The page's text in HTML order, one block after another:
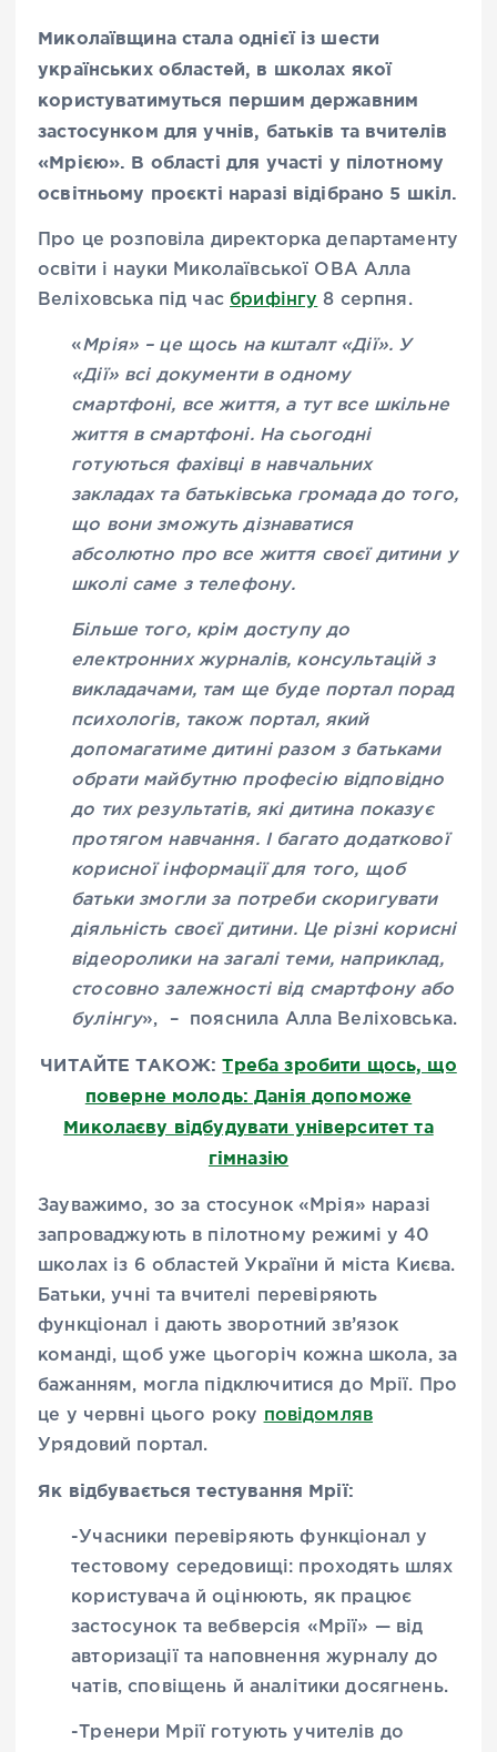
Миколаївщина стала однієї із шести
українських областей, в школах якої
користуватимуться першим державним
застосунком для учнів, батьків та вчителів
«Мрією». В області для участі у пілотному
освітньому проєкті наразі відібрано 5 шкіл.
Про це розповіла директорка департаменту
освіти і науки Миколаївської ОВА Алла
Веліховська під час брифінгу 8 серпня.
«Мрія» – це щось на кшталт «Дії». У
«Дії» всі документи в одному
смартфоні, все життя, а тут все шкільне
життя в смартфоні. На сьогодні
готуються фахівці в навчальних
закладах та батьківська громада до того,
що вони зможуть дізнаватися
абсолютно про все життя своєї дитини у
школі саме з телефону.
Більше того, крім доступу до
електронних журналів, консультацій з
викладачами, там ще буде портал порад
психологів, також портал, який
допомагатиме дитині разом з батьками
обрати майбутню професію відповідно
до тих результатів, які дитина показує
протягом навчання. І багато додаткової
корисної інформації для того, щоб
батьки змогли за потреби скоригувати
діяльність своєї дитини. Це різні корисні
відеоролики на загалі теми, наприклад,
стосовно залежності від смартфону або
булінгу», – пояснила Алла Веліховська.
ЧИТАЙТЕ ТАКОЖ:Треба зробити щось, що
поверне молодь: Данія допоможе
Миколаєву відбудувати університет та
гімназію
Зауважимо, зо за стосунок «Мрія» наразі
запроваджують в пілотному режимі у 40
школах із 6 областей України й міста Києва.
Батьки, учні та вчителі перевіряють
функціонал і дають зворотний зв’язок
команді, щоб уже цьогоріч кожна школа, за
бажанням, могла підключитися до Мрії. Про
це у червні цього року повідомляв
Урядовий портал.
Як відбувається тестування Мрії:
-Учасники перевіряють функціонал у
тестовому середовищі: проходять шлях
користувача й оцінюють, як працює
застосунок та вебверсія «Мрії» — від
авторизації та наповнення журналу до
чатів, сповіщень й аналітики досягнень.
-Тренери Мрії готують учителів до